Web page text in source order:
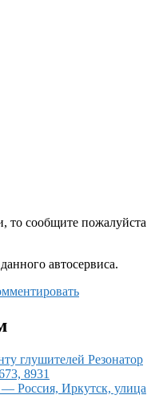
сообщите пожалуйста
автосервиса.
глушителей Резонатор
8931
Россия, Иркутск, улица